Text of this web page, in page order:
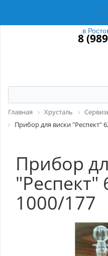
в
8
Главная Хрусталь
Прибор для виски "Респект"
Прибор
"Респект"
1000/177